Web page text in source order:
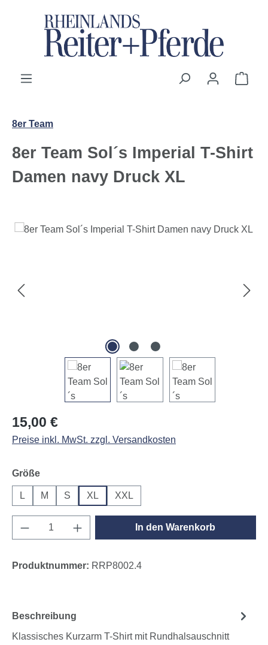
Zum Hauptinhalt springen
8er Team
8er Team Sol´s Imperial T-Shirt
Damen navy Druck XL
Bildergalerie überspringen
Regulärer Preis:
15,00 €
Preise inkl. MwSt. zzgl. Versandkosten
Größeauswählen
L M S XL XXL
Produkt Anzahl: Gib den gewünschten
In den Warenkorb
Produktnummer: RRP8002.4
Beschreibung
Klassisches Kurzarm T-Shirt mit Rundhalsauschnitt